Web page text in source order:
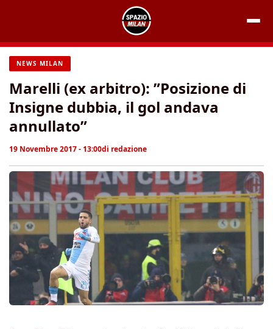
contenuto
NEWS MILAN
Marelli (ex arbitro): ”Posizione di
Insigne dubbia, il gol andava
annullato”
19 Novembre 2017 - 13:00di redazione